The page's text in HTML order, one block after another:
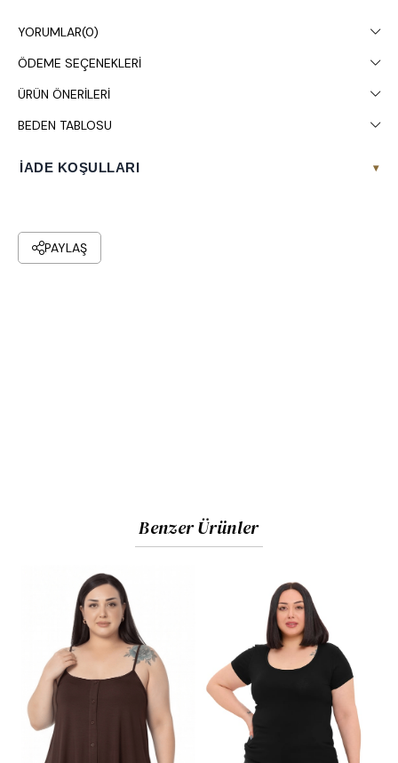
YORUMLAR(0)
ÖDEME SEÇENEKLERI
ÜRÜN ÖNERILERI
BEDEN TABLOSU
İADE KOŞULLARI ▾
PAYLAŞ
Benzer Ürünler